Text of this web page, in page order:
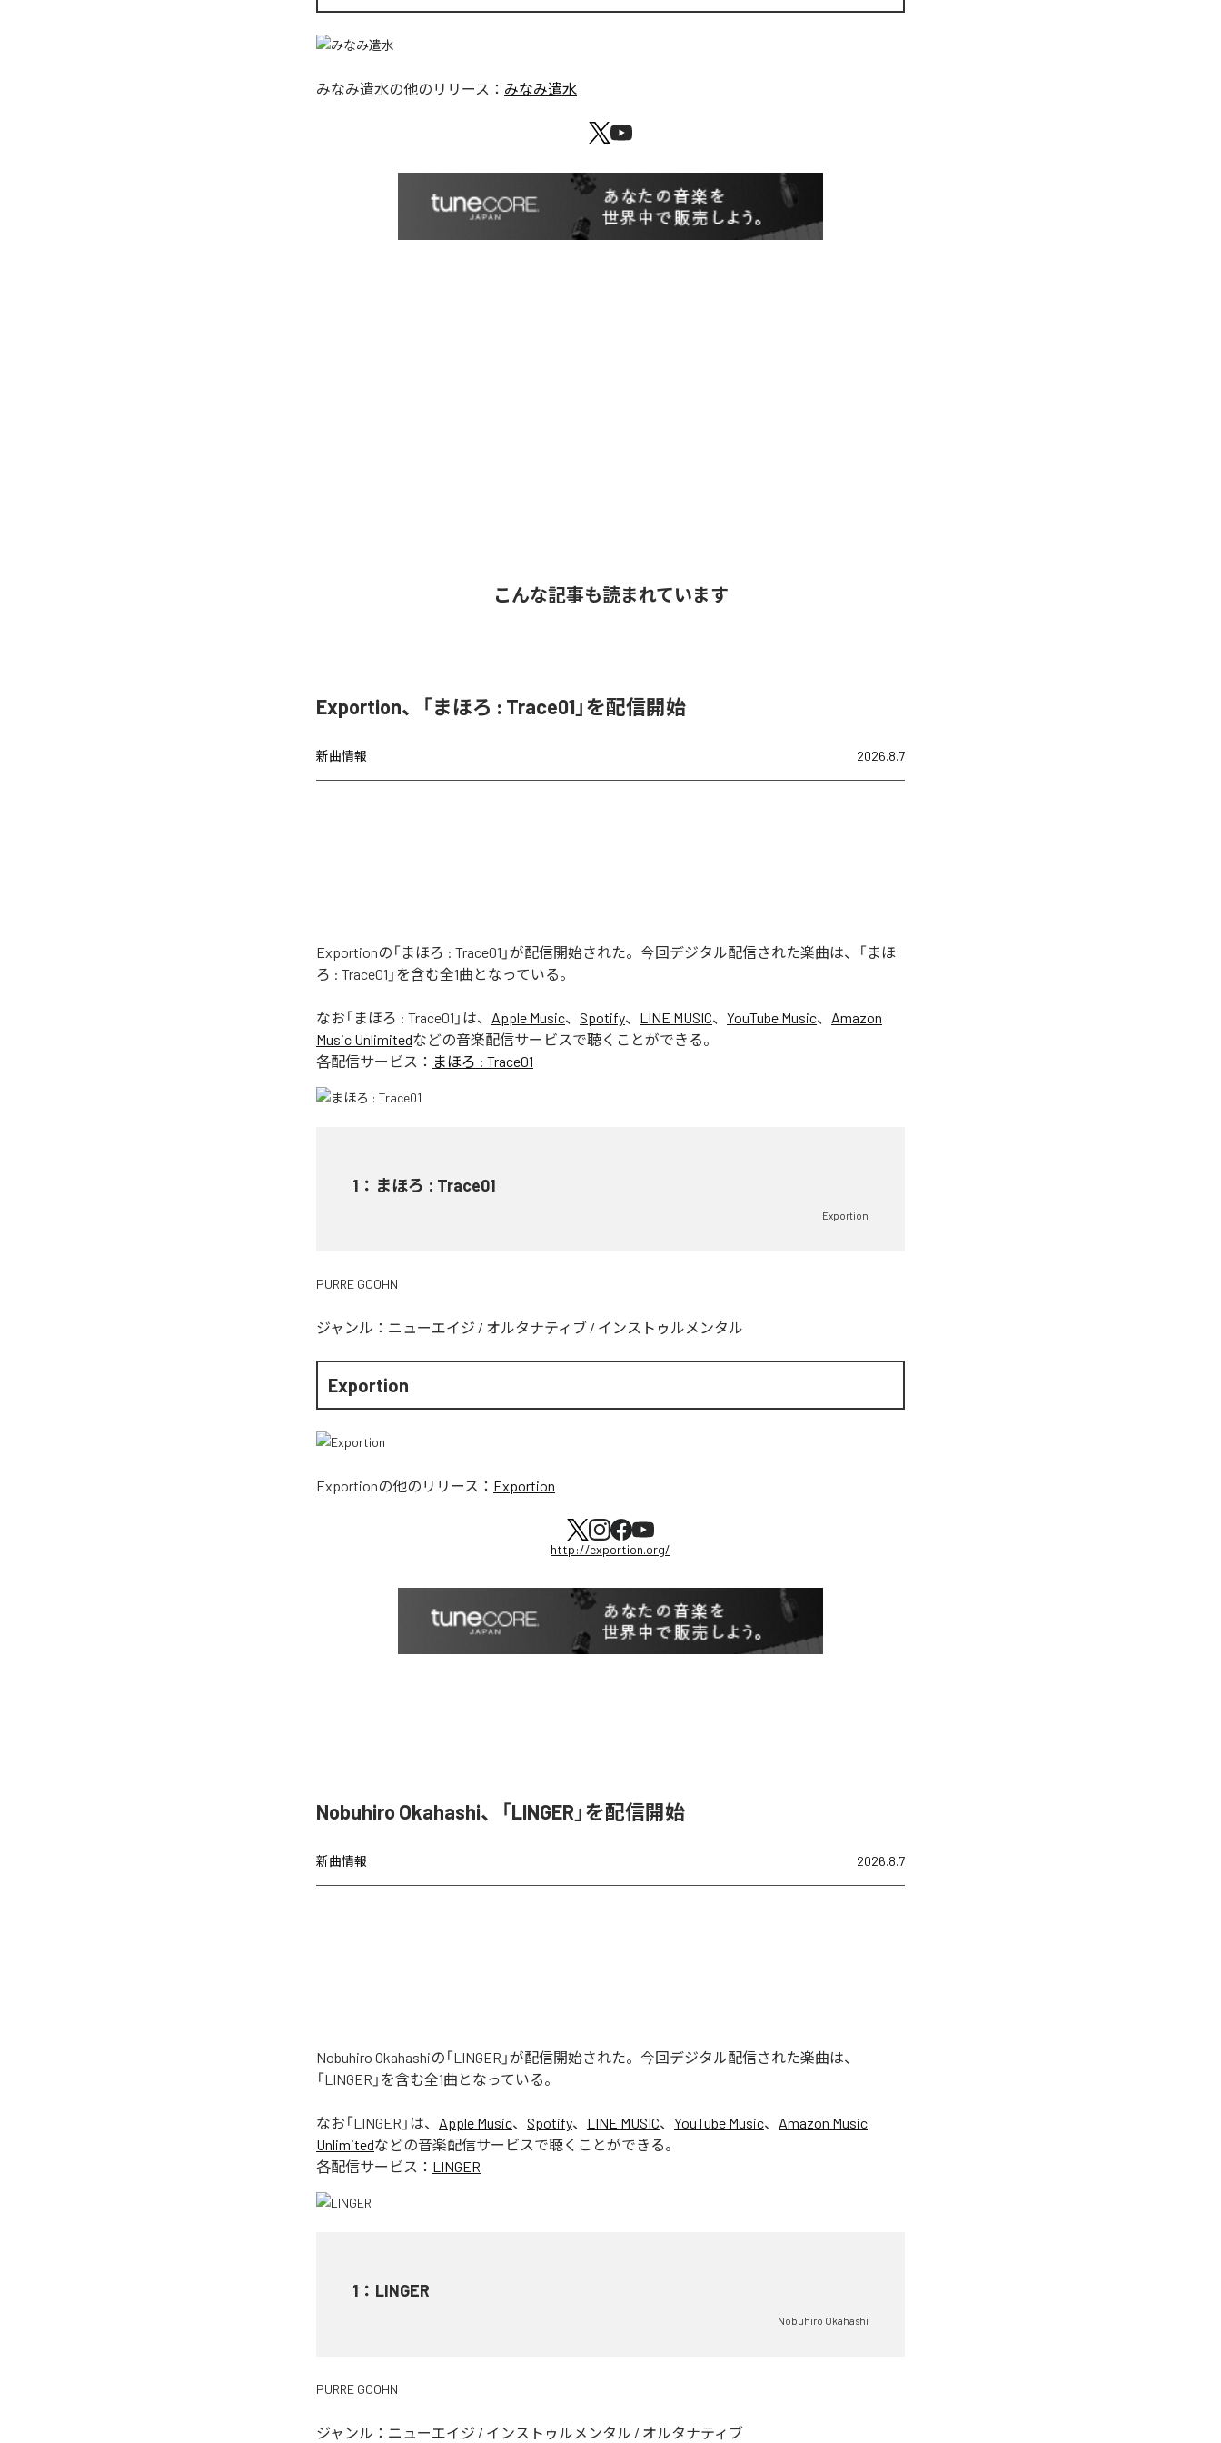
みなみ遣水の他のリリース： みなみ遣水
こんな記事も読まれています
Exportion、「まほろ : Trace01」を配信開始
新曲情報 2026.8.7
Exportionの「まほろ : Trace01」が配信開始された。今回デジタル配信された楽曲は、「まほ
ろ : Trace01」を含む全1曲となっている。
なお「まほろ : Trace01 」は、 Apple Music、 Spotify、 LINE MUSIC、 YouTube Music、 Amazon
Music Unlimitedなどの音楽配信サービスで聴くことができる。
各配信サービス： まほろ : Trace01
1 ： まほろ : Trace01
Exportion
PURRE GOOHN
ジャンル： ニューエイジ / オルタナティブ / インストゥルメンタル
Exportion
Exportionの他のリリース： Exportion
http://exportion.org/
Nobuhiro Okahashi、「LINGER」を配信開始
新曲情報 2026.8.7
Nobuhiro Okahashiの「LINGER」が配信開始された。今回デジタル配信された楽曲は、
「LINGER」を含む全1曲となっている。
なお「LINGER 」は、 Apple Music、 Spotify、 LINE MUSIC、 YouTube Music、 Amazon Music
Unlimitedなどの音楽配信サービスで聴くことができる。
各配信サービス： LINGER
1 ： LINGER
Nobuhiro Okahashi
PURRE GOOHN
ジャンル： ニューエイジ / インストゥルメンタル / オルタナティブ